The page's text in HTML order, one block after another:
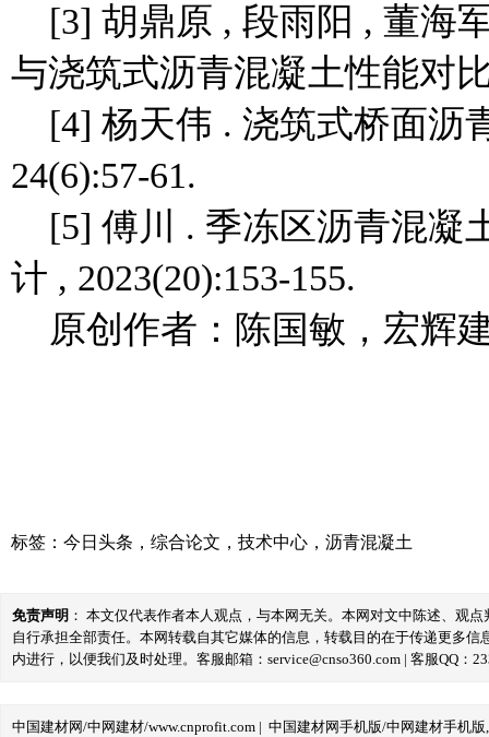
[3] 胡鼎原 , 段雨阳 , 董海
与浇筑式沥青混凝土性能对
[4] 杨天伟 . 浇筑式桥面沥
24(6):57-61.
[5] 傅川 . 季冻区沥青混凝
计 , 2023(20):153-155.
原创作者：陈国敏，宏辉
标签： 今日头条 ， 综合论文 ， 技术中心 ， 沥青混凝土
免责声明 ： 本文仅代表作者本人观点，与本网无关。本网对文中陈述、观
自行承担全部责任。本网转载自其它媒体的信息，转载目的在于传递更多
内进行，以便我们及时处理。客服邮箱：service@cnso360.com | 客服QQ：
中国建材网/中网建材/www.cnprofit.com | 中国建材网手机版/中网建材手机版